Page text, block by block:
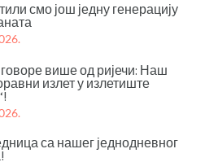
смо још једну генерацију
више од ријечи: Наш
излет у излетиште
са нашег једнодневног